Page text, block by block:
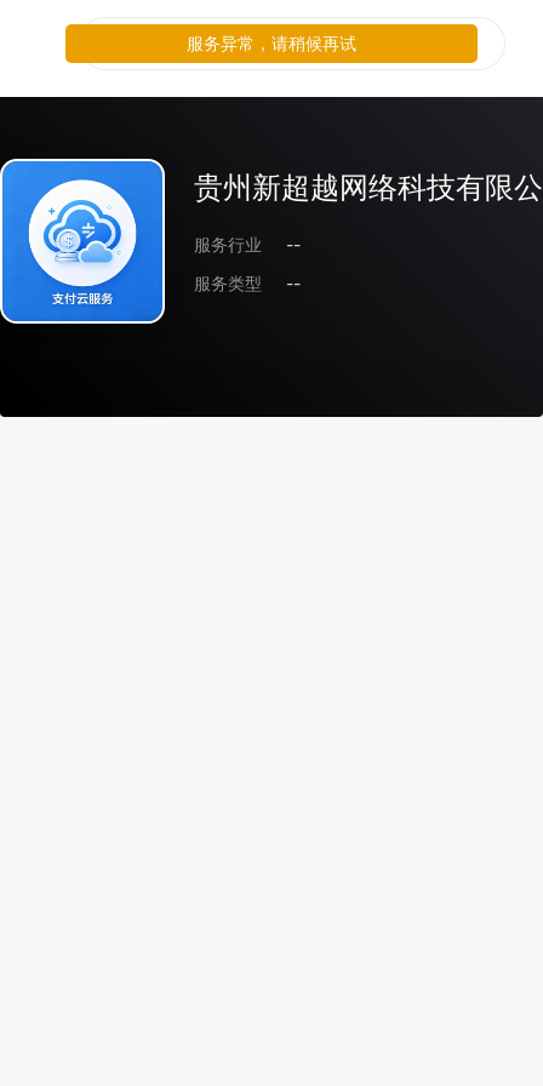
贵州新超越网络科技有限
服务行业
--
服务类型
--
服务异常，请稍候再试